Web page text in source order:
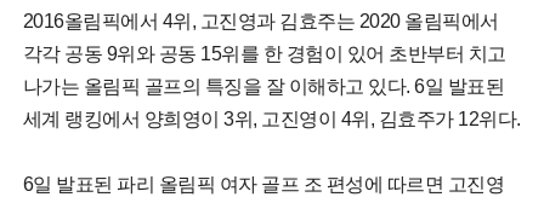
2016올림픽에서 4위, 고진영과 김효주는 2020 올림픽에서
각각 공동 9위와 공동 15위를 한 경험이 있어 초반부터 치고
나가는 올림픽 골프의 특징을 잘 이해하고 있다. 6일 발표된
세계 랭킹에서 양희영이 3위, 고진영이 4위, 김효주가 12위다.
6일 발표된 파리 올림픽 여자 골프 조 편성에 따르면 고진영